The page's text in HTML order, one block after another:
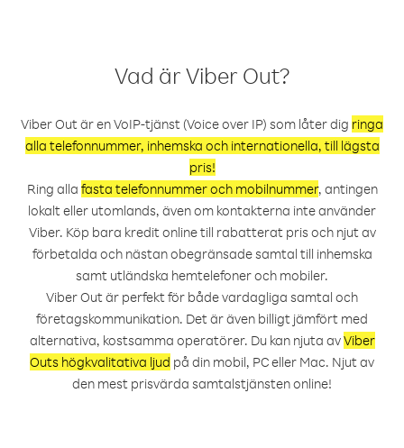
Vad är Viber Out?
Viber Out är en VoIP-tjänst (Voice over IP) som låter dig ringa
alla telefonnummer, inhemska och internationella, till lägsta
pris!
Ring alla fasta telefonnummer och mobilnummer, antingen
lokalt eller utomlands, även om kontakterna inte använder
Viber. Köp bara kredit online till rabatterat pris och njut av
förbetalda och nästan obegränsade samtal till inhemska
samt utländska hemtelefoner och mobiler.
Viber Out är perfekt för både vardagliga samtal och
företagskommunikation. Det är även billigt jämfört med
alternativa, kostsamma operatörer. Du kan njuta avViber
Outs högkvalitativa ljud på din mobil, PC eller Mac. Njut av
den mest prisvärda samtalstjänsten online!